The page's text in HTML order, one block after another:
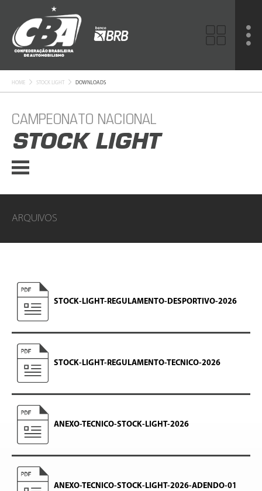
HOME STOCK LIGHT DOWNLOADS
CAMPEONATO NACIONAL
STOCK LIGHT
ARQUIVOS
STOCK-LIGHT-REGULAMENTO-DESPORTIVO-2026
STOCK-LIGHT-REGULAMENTO-TECNICO-2026
ANEXO-TECNICO-STOCK-LIGHT-2026
ANEXO-TECNICO-STOCK-LIGHT-2026-ADENDO-01